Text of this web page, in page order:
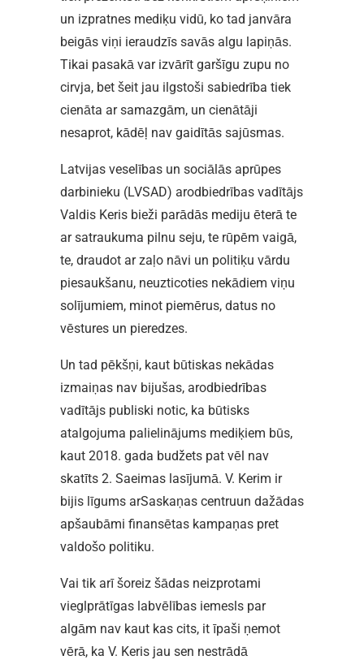
un izpratnes mediķu vidū, ko tad janvāra
beigās viņi ieraudzīs savās algu lapiņās.
Tikai pasakā var izvārīt garšīgu zupu no
cirvja, bet šeit jau ilgstoši sabiedrība tiek
cienāta ar samazgām, un cienātāji
nesaprot, kādēļ nav gaidītās sajūsmas.
Latvijas veselības un sociālās aprūpes
darbinieku (LVSAD) arodbiedrības vadītājs
Valdis Keris bieži parādās mediju ēterā te
ar satraukuma pilnu seju, te rūpēm vaigā,
te, draudot ar zaļo nāvi un politiķu vārdu
piesaukšanu, neuzticoties nekādiem viņu
solījumiem, minot piemērus, datus no
vēstures un pieredzes.
Un tad pēkšņi, kaut būtiskas nekādas
izmaiņas nav bijušas, arodbiedrības
vadītājs publiski notic, ka būtisks
atalgojuma palielinājums mediķiem būs,
kaut 2018. gada budžets pat vēl nav
skatīts 2. Saeimas lasījumā. V. Kerim ir
bijis līgums arSaskaņas centruun dažādas
apšaubāmi finansētas kampaņas pret
valdošo politiku.
Vai tik arī šoreiz šādas neizprotami
vieglprātīgas labvēlības iemesls par
algām nav kaut kas cits, it īpaši ņemot
vērā, ka V. Keris jau sen nestrādā